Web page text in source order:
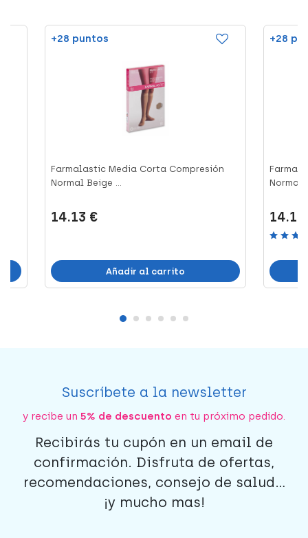
+28 puntos
Farmalastic Media Corta Compresión
Normal Beige ...
14.13 €
Añadir al carrito
+28
Normal
Suscríbete a la newsletter
y recibe un 5% de descuento en tu próximo pedido.
Recibirás tu cupón en un email de
confirmación. Disfruta de ofertas,
recomendaciones, consejo de salud...
¡y mucho mas!